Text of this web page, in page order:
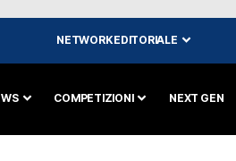
NETWORK EDITORIALE
COMPETIZIONI NEXT GEN